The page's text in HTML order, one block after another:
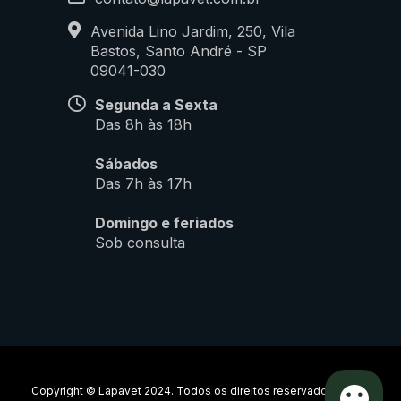
Avenida Lino Jardim, 250, Vila
Bastos, Santo André - SP
09041-030
Segunda a Sexta
Das 8h às 18h
Sábados
Das 7h às 17h
Domingo e feriados
Sob consulta
Copyright © Lapavet 2024. Todos os direitos reservados.